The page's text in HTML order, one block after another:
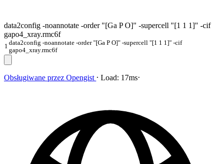
data2config -noannotate -order "[Ga P O]" -supercell "[1 1 1]" -cif
gapo4_xray.rmc6f
1 data2config -noannotate -order "[Ga P O]" -supercell "[1 1 1]" -cif
gapo4_xray.rmc6f
Obsługiwane przez Opengist ⋅ Load: 17ms⋅